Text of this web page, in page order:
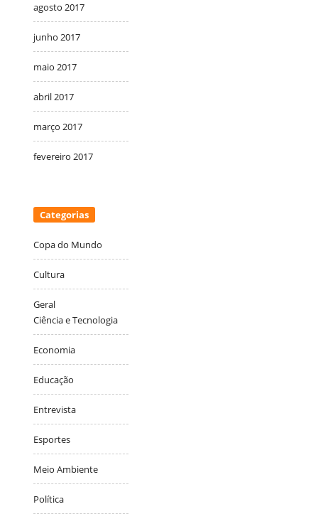
agosto 2017
junho 2017
maio 2017
abril 2017
março 2017
fevereiro 2017
Categorias
Copa do Mundo
Cultura
Geral
Ciência e Tecnologia
Economia
Educação
Entrevista
Esportes
Meio Ambiente
Política